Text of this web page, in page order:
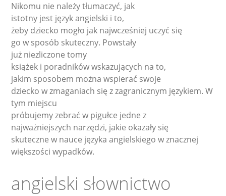
Nikomu nie należy tłumaczyć, jak
istotny jest język angielski i to,
żeby dziecko mogło jak najwcześniej uczyć się
go w sposób skuteczny. Powstały
już niezliczone tomy
książek i poradników wskazujących na to,
jakim sposobem można wspierać swoje
dziecko w zmaganiach się z zagranicznym językiem. W
tym miejscu
próbujemy zebrać w pigułce jedne z
najważniejszych narzędzi, jakie okazały się
skuteczne w nauce języka angielskiego w znacznej
większości wypadków.
angielski słownictwo